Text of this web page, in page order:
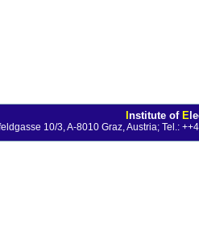
Institute of E
10/3, A-8010 Graz, Austria; Tel.: